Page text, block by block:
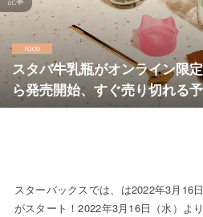
スタバ牛乳瓶がオンライン限
ら発売開始、すぐ売り切れる
スターバックスでは、は2022年3月16
がスタート！2022年3月16日（水）よ